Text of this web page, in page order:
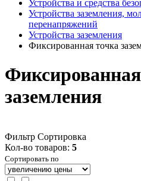
Устройства и средства
Устройства заземления,
перенапряжений
Устройства заземления
Фиксированная точка
заземления
Фильтр Сортировка
Кол-во товаров: 5
Сортировать по